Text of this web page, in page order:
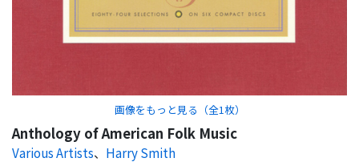
画像をもっと見る（全1 枚）
Anthology of American Folk Music
Various Artists、 Harry Smith